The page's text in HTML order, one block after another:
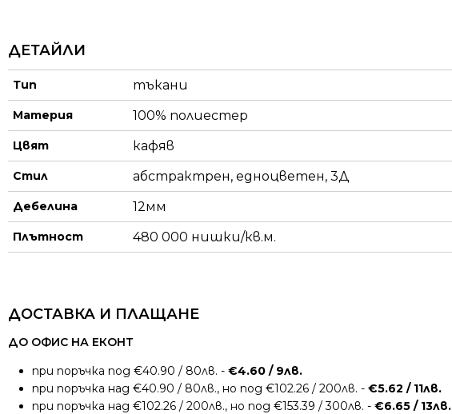
ДЕТАЙЛИ
Тип тъкани
Материя 100% полиестер
Цвят кафяв
Стил абстрактрен, едноцветен, 3Д
Дебелина 12мм
Плътност 480 000 нишки/кв.м.
ДОСТАВКА И ПЛАЩАНЕ
ДО ОФИС НА ЕКОНТ
при поръчка под €40.90 / 80лв. - €4.60 / 9лв.
при поръчка над €40.90 / 80лв., но под €102.26 / 200лв. - €5.62 / 11лв.
при поръчка над €102.26 / 200лв., но под €153.39 / 300лв. - €6.65 / 13лв.